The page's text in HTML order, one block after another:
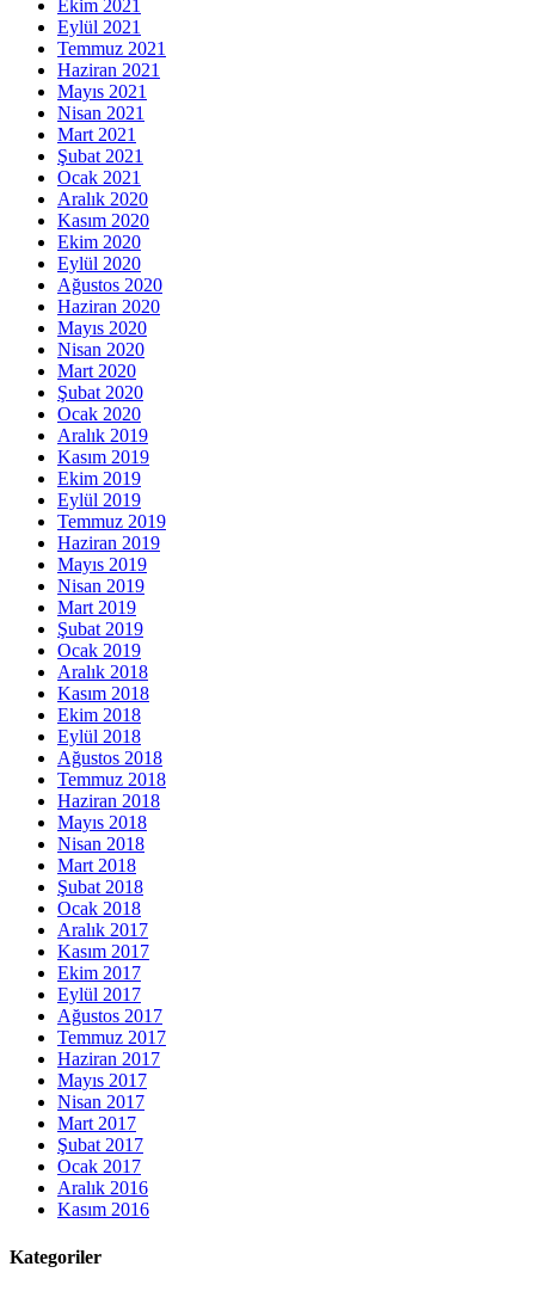
Ekim 2021
Eylül 2021
Temmuz 2021
Haziran 2021
Mayıs 2021
Nisan 2021
Mart 2021
Şubat 2021
Ocak 2021
Aralık 2020
Kasım 2020
Ekim 2020
Eylül 2020
Ağustos 2020
Haziran 2020
Mayıs 2020
Nisan 2020
Mart 2020
Şubat 2020
Ocak 2020
Aralık 2019
Kasım 2019
Ekim 2019
Eylül 2019
Temmuz 2019
Haziran 2019
Mayıs 2019
Nisan 2019
Mart 2019
Şubat 2019
Ocak 2019
Aralık 2018
Kasım 2018
Ekim 2018
Eylül 2018
Ağustos 2018
Temmuz 2018
Haziran 2018
Mayıs 2018
Nisan 2018
Mart 2018
Şubat 2018
Ocak 2018
Aralık 2017
Kasım 2017
Ekim 2017
Eylül 2017
Ağustos 2017
Temmuz 2017
Haziran 2017
Mayıs 2017
Nisan 2017
Mart 2017
Şubat 2017
Ocak 2017
Aralık 2016
Kasım 2016
Kategoriler